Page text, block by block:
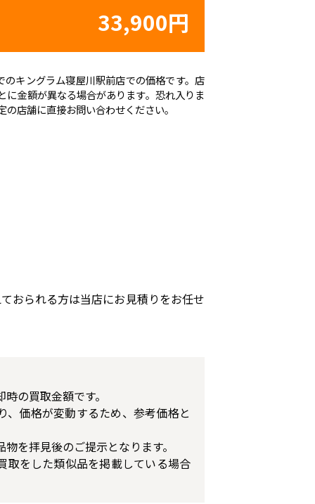
33,900円
キングラム寝屋川駅前店での価格です。店
に金額が異なる場合があります。恐れ入りま
店舗に直接お問い合わせください。
おられる方は当店にお見積りをお任せ
の買取金額です。
、価格が変動するため、参考価格と
を拝見後のご提示となります。
取をした類似品を掲載している場合